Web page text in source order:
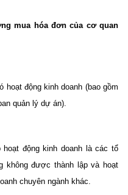
mua hóa đơn của cơ quan
hoạt động kinh doanh (bao gồm
quản lý dự án).
động kinh doanh là các tổ
không được thành lập và hoạt
chuyên ngành khác.